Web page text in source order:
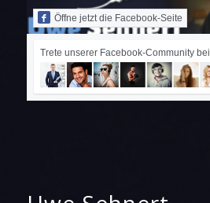
Öffne jetzt die Facebook-Seite
Trete unserer Facebook-Community bei